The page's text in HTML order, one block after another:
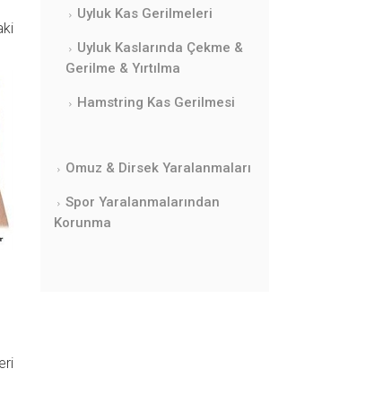
Uyluk Kas Gerilmeleri
Uyluk Kaslarında Çekme &
Gerilme & Yırtılma
Hamstring Kas Gerilmesi
Omuz & Dirsek Yaralanmaları
Spor Yaralanmalarından
Korunma